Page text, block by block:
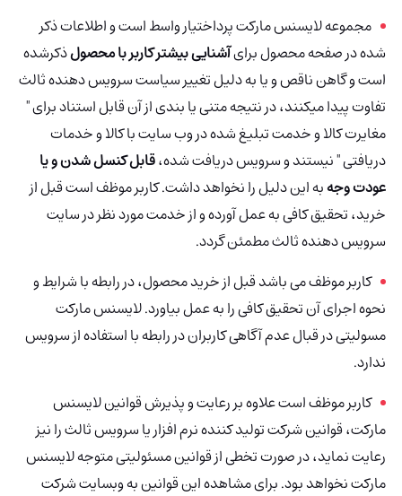
مجموعه لایسنس مارکت پرداختیار واسط است و اطلاعات ذکر
شده در صفحه محصول برایآشنایی بیشتر کاربر با محصولذکرشده
است و گاهن ناقص و یا به دلیل تغییر سیاست سرویس دهنده ثالث
تفاوت پیدا میکنند، در نتیجه متنی یا بندی از آن قابل استناد برای "
مغایرت کالا و خدمت تبلیغ شده در وب سایت با کالا و خدمات
دریافتی " نیستند و سرویس دریافت شده،قابل کنسل شدن و یا
عودت وجهبه این دلیل را نخواهد داشت. کاربر موظف است قبل از
خرید، تحقیق کافی به عمل آورده و از خدمت مورد نظر در سایت
سرویس دهنده ثالث مطمئن گردد.
کاربر موظف می باشد قبل از خرید محصول، در رابطه با شرایط و
نحوه‌ اجرای آن تحقیق کافی را به عمل بیاورد. لایسنس مارکت
مسولیتی در قبال عدم آگاهی کاربران در رابطه با استفاده از سرویس
ندارد.
کاربر موظف است علاوه بر رعایت و پذیرش قوانین لایسنس
مارکت، قوانین شرکت تولید کننده نرم افزار یا سرویس ثالث را نیز
رعایت نماید، در صورت تخطی از قوانین مسئولیتی متوجه لایسنس
مارکت نخواهد بود. برای مشاهده این قوانین به وبسایت شرکت